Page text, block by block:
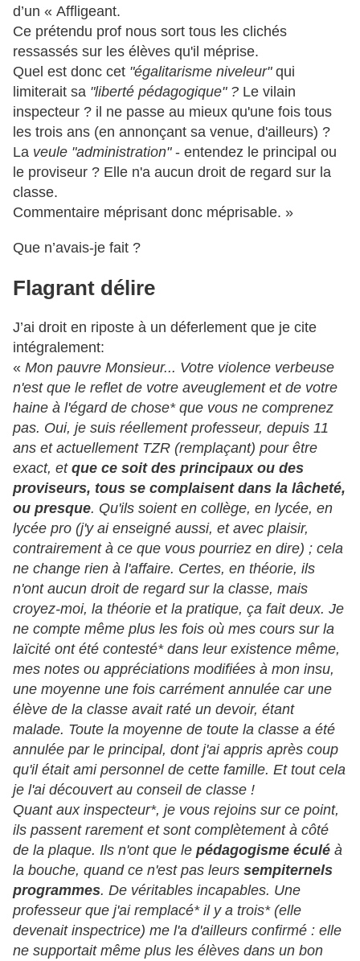
d’un « Affligeant.
Ce prétendu prof nous sort tous les clichés
ressassés sur les élèves qu'il méprise.
Quel est donc cet "égalitarisme niveleur" qui
limiterait sa "liberté pédagogique" ? Le vilain
inspecteur ? il ne passe au mieux qu'une fois tous
les trois ans (en annonçant sa venue, d'ailleurs) ?
La veule "administration" - entendez le principal ou
le proviseur ? Elle n'a aucun droit de regard sur la
classe.
Commentaire méprisant donc méprisable. »
Que n’avais-je fait ?
Flagrant délire
J’ai droit en riposte à un déferlement que je cite
intégralement:
« Mon pauvre Monsieur... Votre violence verbeuse
n'est que le reflet de votre aveuglement et de votre
haine à l'égard de chose* que vous ne comprenez
pas. Oui, je suis réellement professeur, depuis 11
ans et actuellement TZR (remplaçant) pour être
exact, et que ce soit des principaux ou des
proviseurs, tous se complaisent dans la lâcheté,
ou presque. Qu'ils soient en collège, en lycée, en
lycée pro (j'y ai enseigné aussi, et avec plaisir,
contrairement à ce que vous pourriez en dire) ; cela
ne change rien à l'affaire. Certes, en théorie, ils
n'ont aucun droit de regard sur la classe, mais
croyez-moi, la théorie et la pratique, ça fait deux. Je
ne compte même plus les fois où mes cours sur la
laïcité ont été contesté* dans leur existence même,
mes notes ou appréciations modifiées à mon insu,
une moyenne une fois carrément annulée car une
élève de la classe avait raté un devoir, étant
malade. Toute la moyenne de toute la classe a été
annulée par le principal, dont j'ai appris après coup
qu'il était ami personnel de cette famille. Et tout cela
je l'ai découvert au conseil de classe !
Quant aux inspecteur*, je vous rejoins sur ce point,
ils passent rarement et sont complètement à côté
de la plaque. Ils n'ont que le pédagogisme éculé à
la bouche, quand ce n'est pas leurs sempiternels
programmes. De véritables incapables. Une
professeur que j'ai remplacé* il y a trois* (elle
devenait inspectrice) me l'a d'ailleurs confirmé : elle
ne supportait même plus les élèves dans un bon